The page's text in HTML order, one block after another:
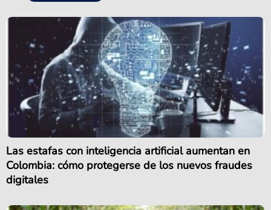
Las estafas con inteligencia artificial aumentan en
Colombia: cómo protegerse de los nuevos fraudes
digitales